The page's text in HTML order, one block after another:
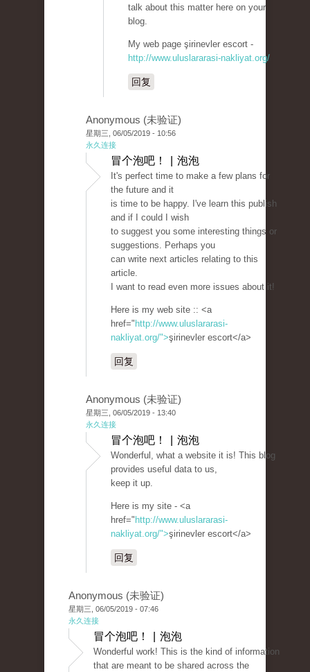
talk about this matter here on your
blog.
My web page şirinevler escort -
http://www.uluslararasi-nakliyat.org/
回复
Anonymous (未验证)
星期三, 06/05/2019 - 10:56
永久连接
冒个泡吧！ | 泡泡
It's perfect time to make a few plans for
the future and it
is time to be happy. I've learn this publish
and if I could I wish
to suggest you some interesting things or
suggestions. Perhaps you
can write next articles relating to this
article.
I want to read even more issues about it!
Here is my web site :: <a
href=" http://www.uluslararasi-
nakliyat.org/">şirinevler escort</a>
回复
Anonymous (未验证)
星期三, 06/05/2019 - 13:40
永久连接
冒个泡吧！ | 泡泡
Wonderful, what a website it is! This blog
provides useful data to us,
keep it up.
Here is my site - <a
href=" http://www.uluslararasi-
nakliyat.org/">şirinevler escort</a>
回复
Anonymous (未验证)
星期三, 06/05/2019 - 07:46
永久连接
冒个泡吧！ | 泡泡
Wonderful work! This is the kind of information
that are meant to be shared across the